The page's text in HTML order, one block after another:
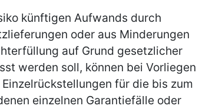
künftigen Aufwands durch
oder aus Minderungen
auf Grund gesetzlicher
werden soll, können bei Vorliegen
für die bis zum
einzelnen Garantiefälle oder